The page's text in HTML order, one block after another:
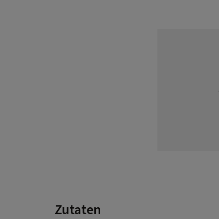
Zutaten